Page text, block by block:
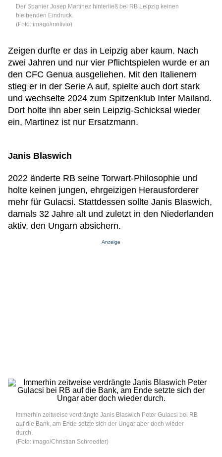
Der Spanier Josep Martinez hinterließ bei RB Leipzig keinen
bleibenden Eindruck.
(Foto: imago/motivio)
Zeigen durfte er das in Leipzig aber kaum. Nach
zwei Jahren und nur vier Pflichtspielen wurde er an
den CFC Genua ausgeliehen. Mit den Italienern
stieg er in der Serie A auf, spielte auch dort stark
und wechselte 2024 zum Spitzenklub Inter Mailand.
Dort holte ihn aber sein Leipzig-Schicksal wieder
ein, Martinez ist nur Ersatzmann.
Janis Blaswich
2022 änderte RB seine Torwart-Philosophie und
holte keinen jungen, ehrgeizigen Herausforderer
mehr für Gulacsi. Stattdessen sollte Janis Blaswich,
damals 32 Jahre alt und zuletzt in den Niederlanden
aktiv, den Ungarn absichern.
Anzeige
Immerhin zeitweise verdrängte Janis Blaswich Peter Gulacsi bei RB
auf die Bank, am Ende setzte sich der Ungar aber doch wieder
durch.
(Foto: imago/Christian Schroedter)